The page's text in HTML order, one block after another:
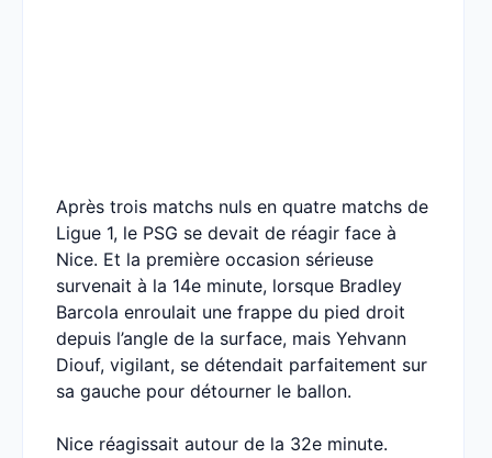
Après trois matchs nuls en quatre matchs de
Ligue 1, le PSG se devait de réagir face à
Nice. Et la première occasion sérieuse
survenait à la 14e minute, lorsque Bradley
Barcola enroulait une frappe du pied droit
depuis l’angle de la surface, mais Yehvann
Diouf, vigilant, se détendait parfaitement sur
sa gauche pour détourner le ballon.
Nice réagissait autour de la 32e minute.